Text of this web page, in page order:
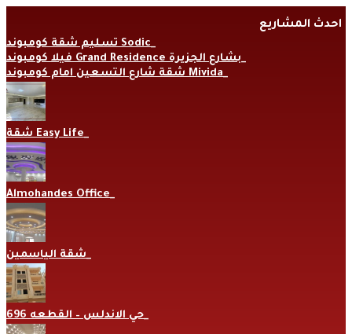
toاحدث المشاريع
تسليم شقة كومبوند Sodic
فيلا كومبوند Grand Residence بشارع الجزيرة
شقة شارع التسعين امام كومبوند Mivida
شقة Easy Life
Almohandes Office
شقة الياسمين
حي الاندلس – القطعه 696